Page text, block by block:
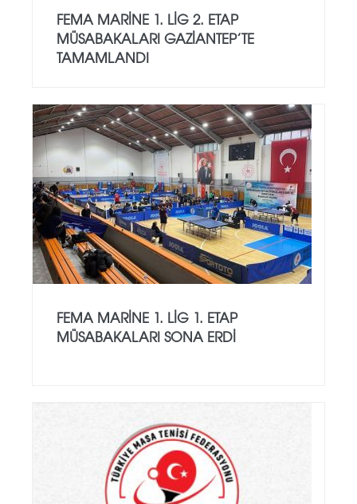
FEMA MARINE 1. LIG 2. ETAP
MÜSABAKALARI GAZIANTEP’TE
TAMAMLANDI
FEMA MARINE 1. LIG 1. ETAP
MÜSABAKALARI SONA ERDI